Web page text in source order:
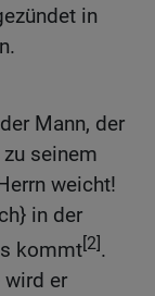
in
Mann, der
seinem
weicht!
in der
kommt[2].
wird er